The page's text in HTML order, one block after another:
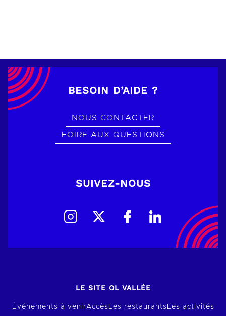
BESOIN D’AIDE ?
NOUS CONTACTER
FOIRE AUX QUESTIONS
SUIVEZ-NOUS
LE SITE OL VALLÉE
Événements à venirAccès Les restaurants Les activités